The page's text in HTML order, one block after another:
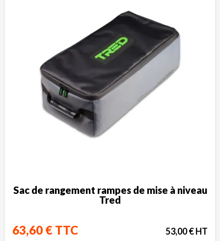
Sac de rangement rampes de mise à niveau
Tred
63,60 € TTC 53,00 € HT